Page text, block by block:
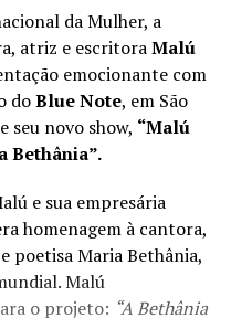
da Mulher, a
atriz e escritoraMalú
emocionante com
doBlue Note, em São
seu novo show, “Malú
Bethânia”.
e sua empresária
homenagem à cantora,
poetisa Maria Bethânia,
Malú
o projeto: “A Bethânia